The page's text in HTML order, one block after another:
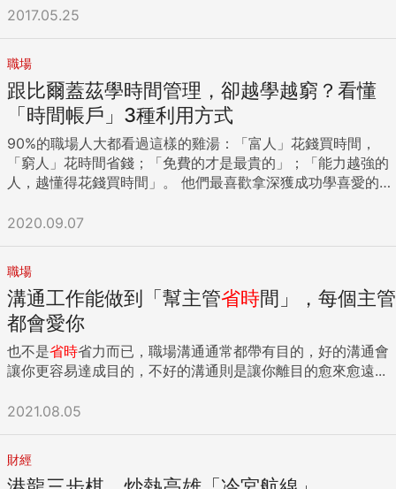
系統可搜集公車的即時動態資訊、包括停靠站、離站資訊、運
TOPIS也使用無人監視管制系統（Unmanned Regular
System），以監視攝影鏡頭與公車攝影機，自動辨識違規停車
或違規行駛公車專用道車輛，傳回行控中心進行取締。TOPIS
不只管理首爾市的交通，更與緊急災害應變中心整合，碰到道
路封閉或大型交通事務，TOPIS可即時發布改道資訊給用路
人。 首爾市政府更與韓國電信（KT）合作，由韓國電信提供
30億筆夜間通話紀錄與500萬筆計程車搭乘資訊，經過分析整
但讓夜間公車乘客增加10%，也讓女性比較願意在晚間出門搭
車。 ...
2017.05.25
職場
跟比爾蓋茲學時間管理，卻越學越窮？看懂
「時間帳戶」3種利用方式
90%的職場人大都看過這樣的雞湯：「富人」花錢買時間，
「窮人」花時間省錢；「免費的才是最貴的」；「能力越強的
人，越懂得花錢買時間」。 他們最喜歡拿深獲成功學喜愛的比
撿，因為彎腰的這一秒，他能賺到的比100美元還要多。但這
花錢買時間，就能踏上通往成功的黃金大道。 於是他們用計程
車代替公車，用「喜歡就買」代替「貨比三家」，用「買會
員」代替「廣告時間」，然後躺在床上玩手機、睡懶覺、追
劇……結果錢花完了，也沒成為比爾蓋茲第二。 那麼問題來
了，花錢買了時間真的能讓你離成功更近嗎？ 普通人往往陷入
的3大誤區：像我們這樣的普通人，往往會在「花錢買時間」
得肯定的是，當我們試圖「花錢買時間」時，許多人是希望並
且以為自己能夠做出更好的改變：租離公司近的房子，希望省
下通勤時間，可以多看一會書或學一些新技能，從而提升自
我；坐飛機而不是坐火車回家，希望省下的時間可以多陪伴父
2020.09.07
職場
溝通工作能做到「幫主管省時間」，每個主管
都會愛你
也不是省時省力而已，職場溝通通常都帶有目的，好的溝通會
讓你更容易達成目的，不好的溝通則是讓你離目的愈來愈遠...
2021.08.05
財經